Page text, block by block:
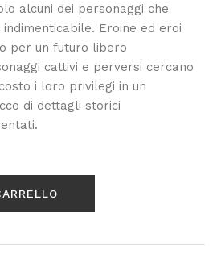
alcuni dei personaggi che
Eroine ed eroi
per un futuro libero
cattivi e perversi cercano
i loro privilegi in un
di dettagli storici